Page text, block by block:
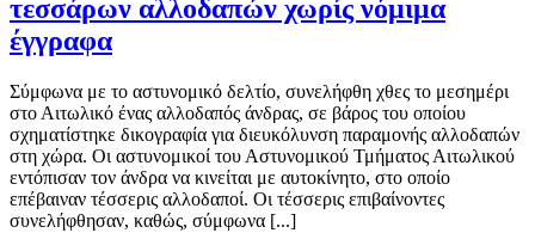
τεσσάρων αλλοδαπών χωρίς νόμιμα
έγγραφα
Σύμφωνα με το αστυνομικό δελτίο, συνελήφθη χθες το μεσημέρι
στο Αιτωλικό ένας αλλοδαπός άνδρας, σε βάρος του οποίου
σχηματίστηκε δικογραφία για διευκόλυνση παραμονής αλλοδαπών
στη χώρα. Οι αστυνομικοί του Αστυνομικού Τμήματος Αιτωλικού
εντόπισαν τον άνδρα να κινείται με αυτοκίνητο, στο οποίο
επέβαιναν τέσσερις αλλοδαποί. Οι τέσσερις επιβαίνοντες
συνελήφθησαν, καθώς, σύμφωνα [...]